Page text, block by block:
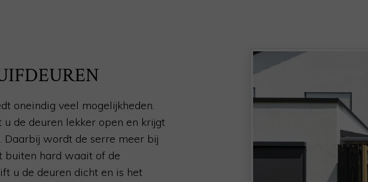
oneindig veel mogelijkheden.
de deuren lekker open en krijgt
Daarbij wordt de serre meer bij
buiten hard waait of de
u de deuren dicht en is het